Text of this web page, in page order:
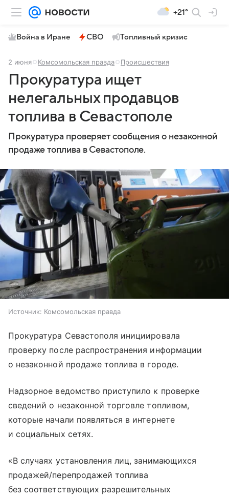
+21°
Война в Иране СВО Топливный кризис
2 июня Комсомольская правда Происшествия
Прокуратура ищет
нелегальных продавцов
топлива в Севастополе
Прокуратура проверяет сообщения о незаконной
продаже топлива в Севастополе.
Источник: Комсомольская правда
Прокуратура Севастополя инициировала
проверку после распространения информации
о незаконной продаже топлива в городе.
Надзорное ведомство приступило к проверке
сведений о незаконной торговле топливом,
которые начали появляться в интернете
и социальных сетях.
«В случаях установления лиц, занимающихся
продажей/перепродажей топлива
без соответствующих разрешительных